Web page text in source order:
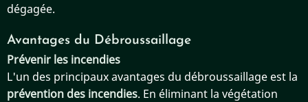
dégagée.
Avantages du Débroussaillage
Prévenir les incendies
L'un des principaux avantages du débroussaillage est la
prévention des incendies. En éliminant la végétation